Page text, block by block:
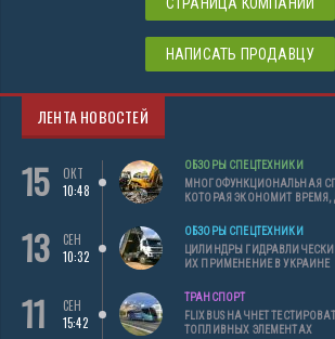
НАПИСАТЬ ПРОДАВЦУ
ЛЕНТА НОВОСТЕЙ
15
ОКТ
10:48
ОБЗОРЫ СПЕЦТЕХНИКИ
МНОГОФУНКЦИОНАЛЬНАЯ
КОТОРАЯ ЭКОНОМИТ ВРЕМЯ,
13
СЕН
10:32
ОБЗОРЫ СПЕЦТЕХНИКИ
ЦИЛИНДРЫ
ИХ ПРИМЕНЕНИЕ В УКРАИНЕ
11
СЕН
15:42
ТРАНСПОРТ
FLIXBUS НАЧНЕТ
ТОПЛИВНЫХ ЭЛЕМЕНТАХ